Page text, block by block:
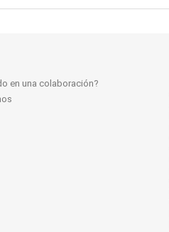
en una colaboración?